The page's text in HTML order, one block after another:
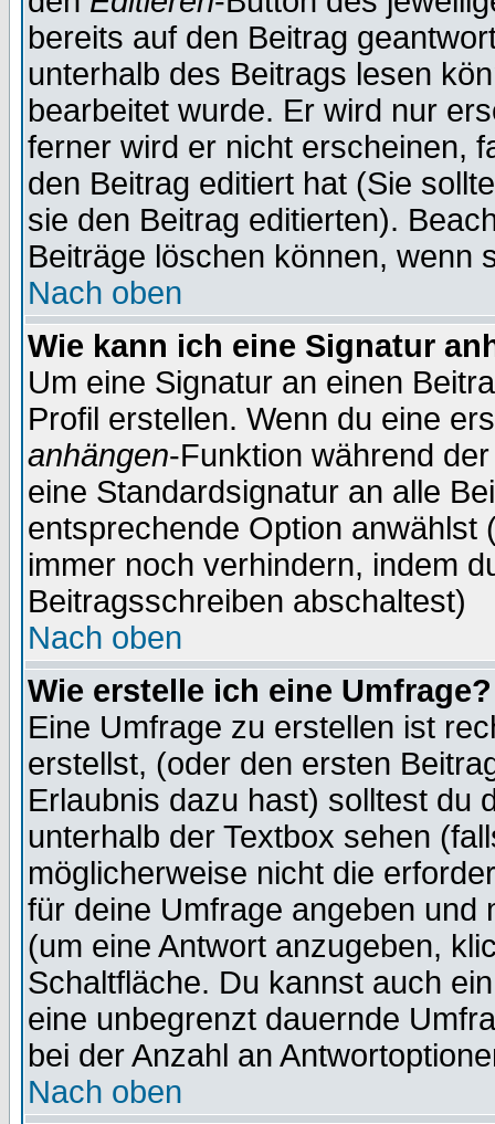
bereits auf den Beitrag
unterhalb des Beitrags lesen
bearbeitet wurde. Er wird nur
ferner wird er nicht erscheinen,
den Beitrag editiert hat (Sie
sie den Beitrag editierten).
Beiträge löschen können, wenn
Nach oben
Wie kann ich eine Signatur
Um eine Signatur an einen
Profil erstellen. Wenn du eine
anhängen-Funktion während
eine Standardsignatur an alle
entsprechende Option anwählst
immer noch verhindern, indem
Beitragsschreiben abschaltest)
Nach oben
Wie erstelle ich eine Umfrage?
Eine Umfrage zu erstellen ist
erstellst, (oder den ersten
Erlaubnis dazu hast) solltest du
unterhalb der Textbox sehen
möglicherweise nicht die
für deine Umfrage angeben und
(um eine Antwort anzugeben,
Schaltfläche. Du kannst auch
eine unbegrenzt dauernde
bei der Anzahl an
Nach oben